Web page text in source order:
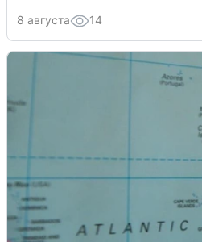
8 августа 14